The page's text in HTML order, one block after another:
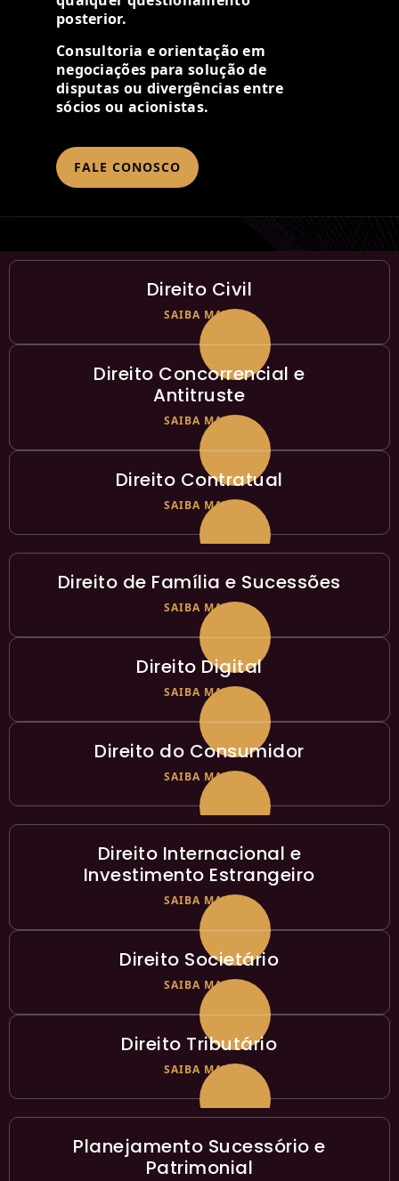
posterior.
Consultoria e orientação em
negociações para solução de
disputas ou divergências entre
sócios ou acionistas.
FALE CONOSCO
Direito Civil
SAIBA MAIS
Direito Concorrencial e
Antitruste
SAIBA MAIS
Direito Contratual
SAIBA MAIS
Direito de Família e Sucessões
SAIBA MAIS
Direito Digital
SAIBA MAIS
Direito do Consumidor
SAIBA MAIS
Direito Internacional e
Investimento Estrangeiro
SAIBA MAIS
Direito Societário
SAIBA MAIS
Direito Tributário
SAIBA MAIS
Planejamento Sucessório e
Patrimonial